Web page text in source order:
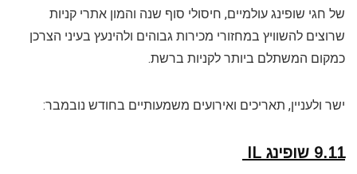
של חגי שופינג עולמיים, חיסולי סוף שנה והמון אתרי קניות
שרוצים להשוויץ במחזורי מכירות גבוהים ולהינעץ בעיני הצרכן
כמקום המשתלם ביותר לקניות ברשת.
ישר ולעניין, תאריכים ואירועים משמעותיים בחודש נובמבר:
9.11 שופינג IL